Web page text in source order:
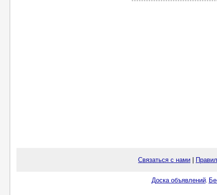
Связаться с нами
Доска объявлений.